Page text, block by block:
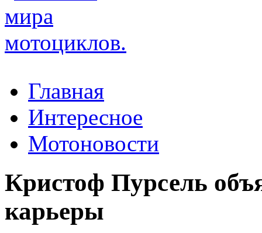
Главная
Интересное
Мотоновости
Кристоф Пурсель
карьеры